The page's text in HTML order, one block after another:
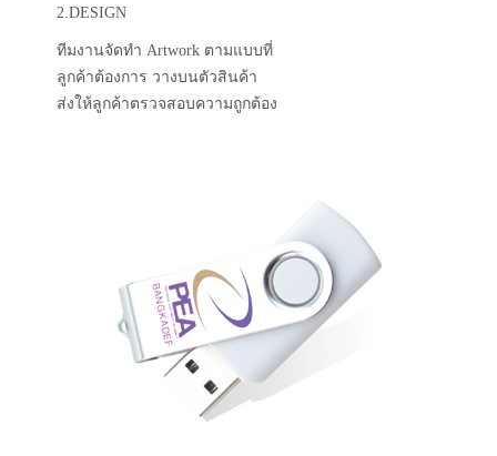
2.DESIGN
ทีมงานจัดทำ Artwork ตามแบบที่
ลูกค้าต้องการ วางบนตัวสินค้า
ส่งให้ลูกค้าตรวจสอบความถูกต้อง